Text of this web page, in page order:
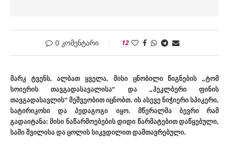
0 კომენტარი 12
მარკ ტვენს, ალბათ ყველა, მისი ცნობილი წიგნების „ტომ
სოიერის თავგადასავალისა“ და „ჰეკლბერი ფინის
თავგადასავლის“ მეშვეობით იცნობთ. ის ასევე ნიჭიერი სპიკერი,
სატირიკოსი და პედაგოგი იყო. მწერალმა ბევრი რამ
გადაიტანა: მისი ნაწარმოებების დიდი წარმატებით დაწყებული,
სამი შვილისა და ცოლის სიკვდილით დამთავრებული.